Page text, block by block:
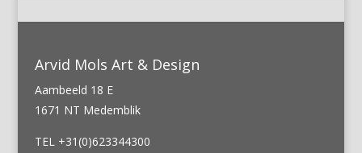
Arvid Mols Art & Design
Aambeeld 18 E
1671 NT Medemblik
TEL +31(0)623344300